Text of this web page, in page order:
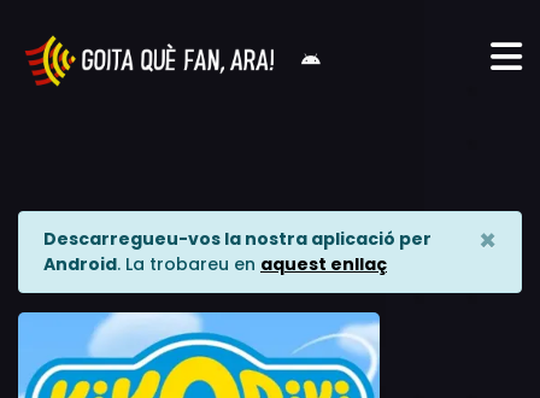
Descarregueu-vos la nostra aplicació per
Android. La trobareu en aquest enllaç
×